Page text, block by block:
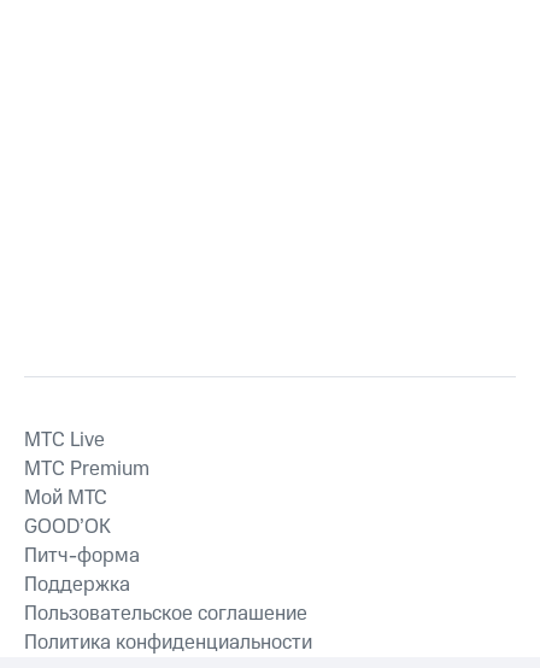
MTС Live
MTС Premium
Мой МТС
GOOD’OK
Питч-форма
Поддержка
Пользовательское соглашение
Политика конфиденциальности